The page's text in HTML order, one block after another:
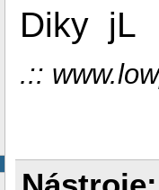
Diky jL
.::